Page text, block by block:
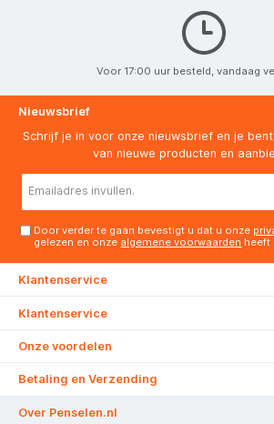
Voor 17:00 uur besteld, vandaag
Nieuwsbrief
Schrijf je in voor onze nieuwsbrief en je
van nieuwe producten en
E-
Door verder te gaan bevestigt u dat u onze
gelezen en onze algemene voorwaarden heeft
Klantenservice
Klantenservice
Onze voordelen
Betaling en Verzending
Over Penselen.nl